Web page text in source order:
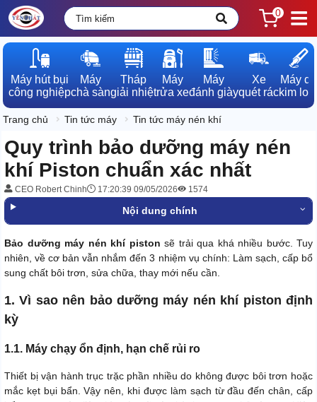
0
Máy hút bụi
công nghiệp
Máy
chà sàn
Tháp
giải nhiệt
Máy
rửa xe
Máy
đánh giày
Xe
quét rác
Máy dò
kim loại
Trang chủ Tin tức máy Tin tức máy nén khí
Quy trình bảo dưỡng máy nén
khí Piston chuẩn xác nhất
CEO Robert Chinh 17:20:39 09/05/2026 1574
Nội dung chính
Bảo dưỡng máy nén khí piston sẽ trải qua khá nhiều bước. Tuy
nhiên, về cơ bản vẫn nhắm đến 3 nhiệm vụ chính: Làm sạch, cấp bổ
sung chất bôi trơn, sửa chữa, thay mới nếu cần.
1. Vì sao nên bảo dưỡng máy nén khí piston định
kỳ
1.1. Máy chạy ổn định, hạn chế rủi ro
Thiết bị vận hành trục trặc phần nhiều do không được bôi trơn hoặc
mắc kẹt bụi bẩn. Vậy nên, khi được làm sạch từ đầu đến chân, cấp